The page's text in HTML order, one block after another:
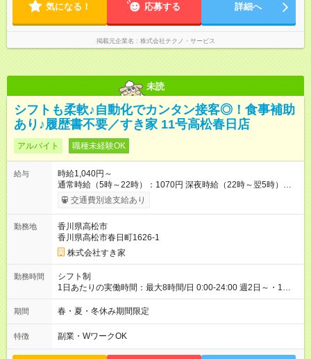
気になる！ 応募する 詳細へ
掲載元企業名 株式会社テクノ・サービス
未読
シフトも柔軟♪自動化でカンタン接客◎！食事補助
あり♪履歴書不要／すき家 11号高松春日店
アルバイト 職種未経験OK
給与
時給1,040円～
通常時給（5時～22時）：1070円 深夜時給（22時～翌5時）：
1338円 高校生時給：1040円 【特別手当】早朝手当（5：00-9：
00）時給+150円 【試用期間】試用期間あり 試用期間の長さ：1
30日（※条件変更なし）ですが、切り上げで一ヶ月とさせてい
ただきます。 研修制度あり：15時間(研修中も同時給）
交通費別途支給あり
勤務地
香川県高松市
香川県高松市春日町1626-1
株式会社すき家
勤務時間
シフト制
1日あたりの実働時間：最大8時間/日 0:00-24:00 週2日～・1日
2h～OK ＜シフト例＞ 〇朝帯 5:00-9:00 〇昼帯 9:00-14:00 〇午
後帯 14:00-18:00 〇夜帯 18:00-22:00 〇深夜帯 22:00-翌5:00 基
ます♪
期間 春・夏・冬休み期間限定
特徴 副業・WワークOK